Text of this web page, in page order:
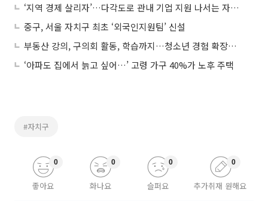
‘지역 경제 살리자’…다각도로 관내 기업 지원 나서는 자치구들
중구, 서울 자치구 최초 ‘외국인지원팀’ 신설
부동산 강의, 구의회 활동, 학습까지…청소년 경험 확장하는 자치구
‘아파도 집에서 늙고 싶어…’ 고령 가구 40%가 노후 주택
#자치구
좋아요
0
화나요
0
슬퍼요
0
추가취재 원해요
0